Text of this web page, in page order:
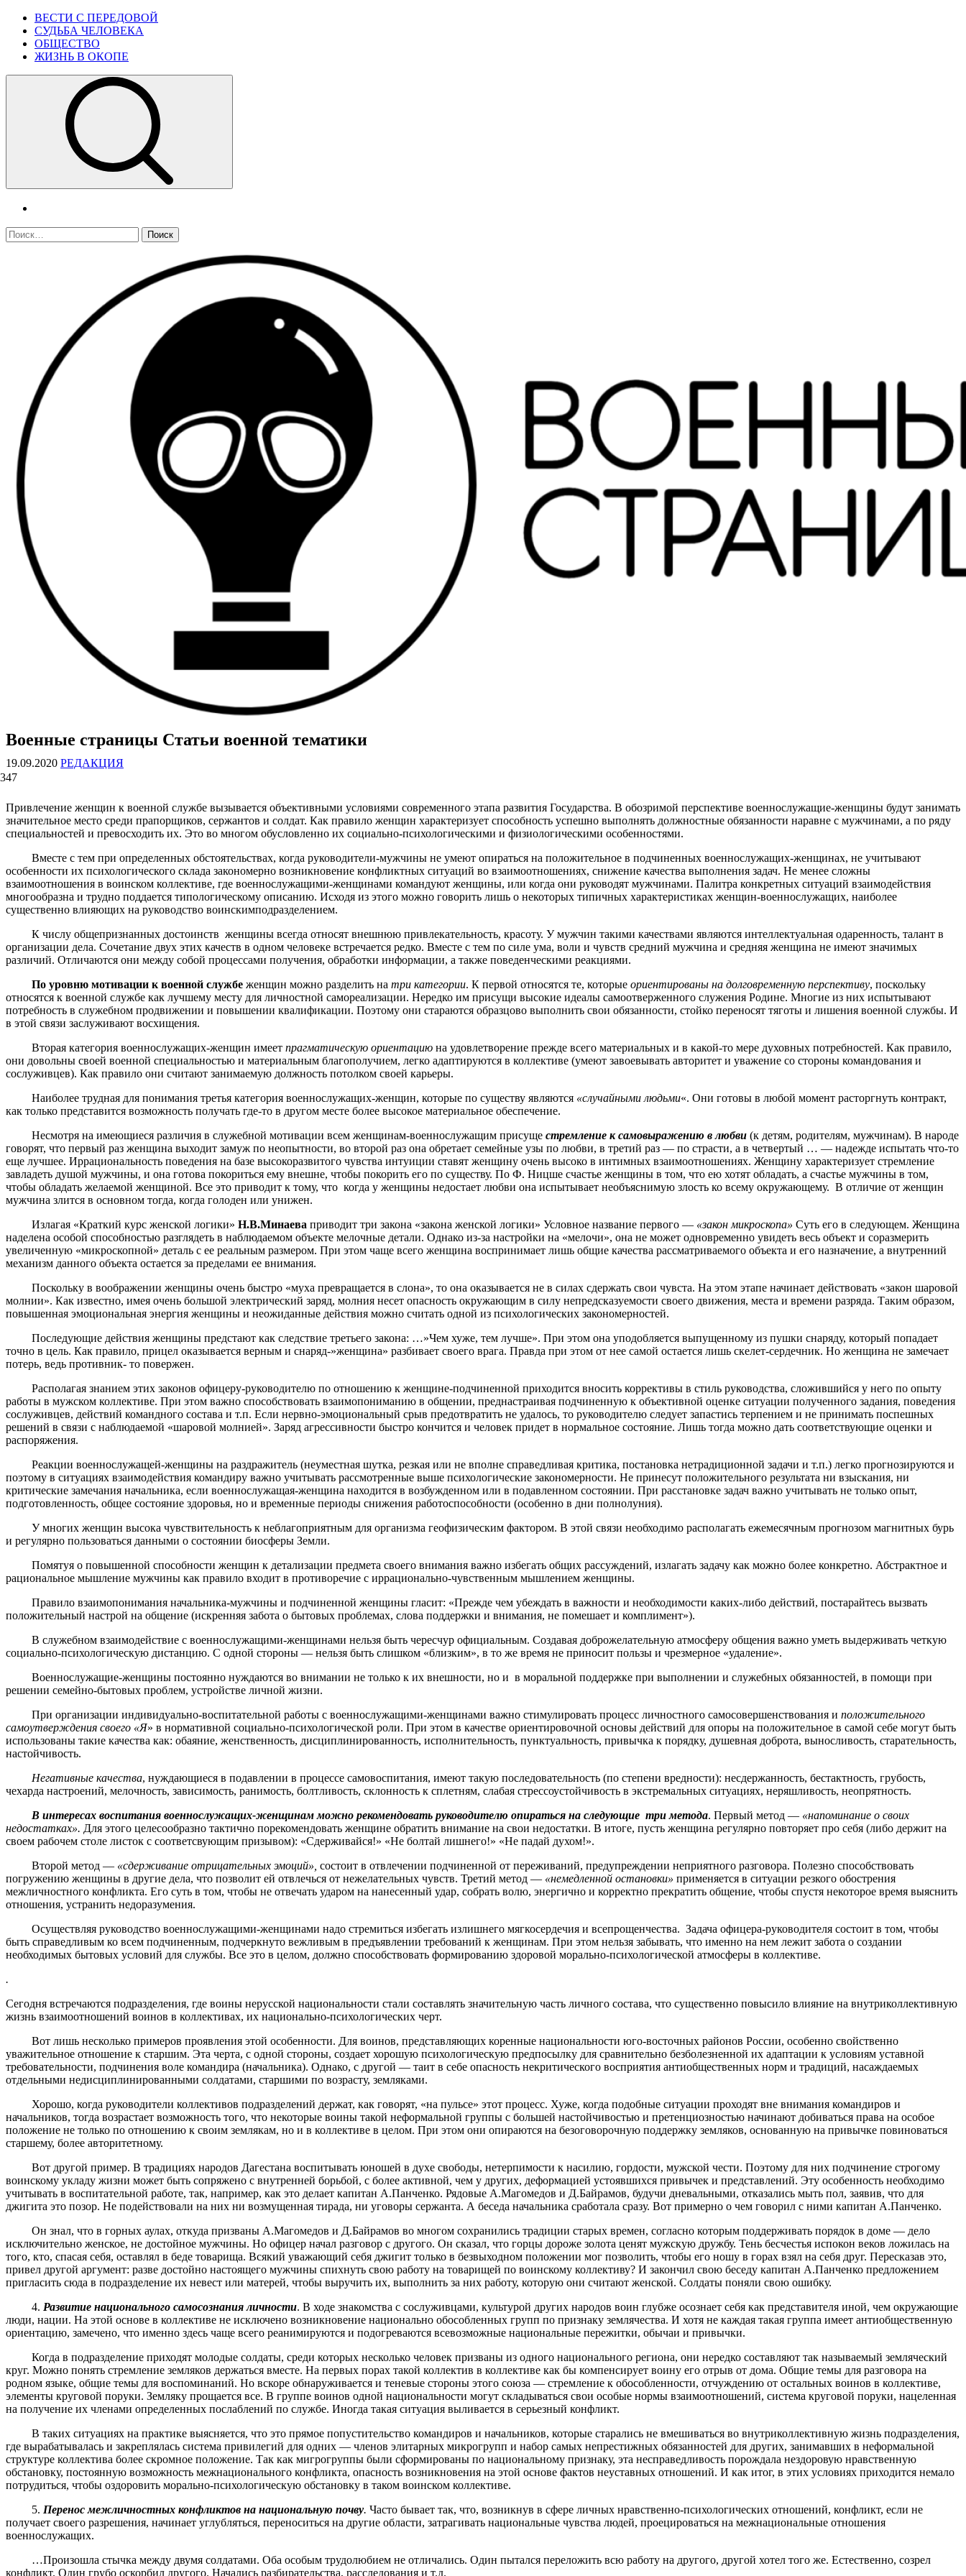
Skip
content
Primary
Menu
ВЕСТИ С ПЕРЕДОВОЙ
СУДЬБА ЧЕЛОВЕКА
ОБЩЕСТВО
ЖИЗНЬ В ОКОПЕ
Найти:
ВОЕННЫЕ СТРАНИЦЫ
СТАТЬИ ВОЕННОЙ ТЕМАТИКИ
Военные страницы Статьи военной тематики
19.09.2020 РЕДАКЦИЯ
347
Привлечение женщин к военной службе вызывается объективными условиями современного этапа развития Государства. В обозримой перспективе военнослужащие-женщины будут занимать
значительное место среди прапорщиков, сержантов и солдат. Как правило женщин характеризует способность успешно выполнять должностные обязанности наравне с мужчинами, а по ряду
специальностей и превосходить их. Это во многом обусловленно их социально-психологическими и физиологическими особенностями.
Вместе с тем при определенных обстоятельствах, когда руководители-мужчины не умеют опираться на положительное в подчиненных военнослужащих-женщинах, не учитывают
особенности их психологического склада закономерно возникновение конфликтных ситуаций во взаимоотношениях, снижение качества выполнения задач. Не менее сложны
взаимоотношения в воинском коллективе, где военнослужащими-женщинами командуют женщины, или когда они руководят мужчинами. Палитра конкретных ситуаций взаимодействия
многообразна и трудно поддается типологическому описанию. Исходя из этого можно говорить лишь о некоторых типичных характеристиках женщин-военнослужащих, наиболее
существенно влияющих на руководство воинскимподразделением.
К числу общепризнанных достоинств женщины всегда относят внешнюю привлекательность, красоту. У мужчин такими качествами являются интеллектуальная одаренность, талант в
организации дела. Сочетание двух этих качеств в одном человеке встречается редко. Вместе с тем по силе ума, воли и чувств средний мужчина и средняя женщина не имеют значимых
различий. Отличаются они между собой процессами получения, обработки информации, а также поведенческими реакциями.
По уровню мотивации к военной службе женщин можно разделить на три категории. К первой относятся те, которые ориентированы на долговременную перспективу, поскольку
относятся к военной службе как лучшему месту для личностной самореализации. Нередко им присущи высокие идеалы самоотверженного служения Родине. Многие из них испытывают
потребность в служебном продвижении и повышении квалификации. Поэтому они стараются образцово выполнить свои обязанности, стойко переносят тяготы и лишения военной службы. И
в этой связи заслуживают восхищения.
Вторая категория военнослужащих-женщин имеет прагматическую ориентацию на удовлетворение прежде всего материальных и в какой-то мере духовных потребностей. Как правило,
они довольны своей военной специальностью и материальным благополучием, легко адаптируются в коллективе (умеют завоевывать авторитет и уважение со стороны командования и
сослуживцев). Как правило они считают занимаемую должность потолком своей карьеры.
Наиболее трудная для понимания третья категория военнослужащих-женщин, которые по существу являются «случайными людьми«. Они готовы в любой момент расторгнуть контракт,
как только представится возможность получать где-то в другом месте более высокое материальное обеспечение.
Несмотря на имеющиеся различия в служебной мотивации всем женщинам-военнослужащим присуще стремление к самовыражению в любви (к детям, родителям, мужчинам). В народе
говорят, что первый раз женщина выходит замуж по неопытности, во второй раз она обретает семейные узы по любви, в третий раз — по страсти, а в четвертый … — надежде испытать что-то
еще лучшее. Иррациональность поведения на базе высокоразвитого чувства интуиции ставят женщину очень высоко в интимных взаимоотношениях. Женщину характеризует стремление
завладеть душой мужчины, и она готова покориться ему внешне, чтобы покорить его по существу. По Ф. Ницше счастье женщины в том, что ею хотят обладать, а счастье мужчины в том,
чтобы обладать желаемой женщиной. Все это приводит к тому, что когда у женщины недостает любви она испытывает необъяснимую злость ко всему окружающему. В отличие от женщин
мужчина злится в основном тогда, когда голоден или унижен.
Излагая «Краткий курс женской логики» Н.В.Минаева приводит три закона «закона женской логики» Условное название первого — «закон микроскопа» Суть его в следующем. Женщина
наделена особой способностью разглядеть в наблюдаемом объекте мелочные детали. Однако из-за настройки на «мелочи», она не может одновременно увидеть весь объект и соразмерить
увеличенную «микроскопной» деталь с ее реальным размером. При этом чаще всего женщина воспринимает лишь общие качества рассматриваемого объекта и его назначение, а внутренний
механизм данного объекта остается за пределами ее внимания.
Поскольку в воображении женщины очень быстро «муха превращается в слона», то она оказывается не в силах сдержать свои чувста. На этом этапе начинает действовать «закон шаровой
молнии». Как известно, имея очень большой электрический заряд, молния несет опасность окружающим в силу непредсказуемости своего движения, места и времени разряда. Таким образом,
повышенная эмоциональная энергия женщины и неожиданные действия можно считать одной из психологических закономерностей.
Последующие действия женщины предстают как следствие третьего закона: …»Чем хуже, тем лучше». При этом она уподобляется выпущенному из пушки снаряду, который попадает
точно в цель. Как правило, прицел оказывается верным и снаряд-»женщина» разбивает своего врага. Правда при этом от нее самой остается лишь скелет-сердечник. Но женщина не замечает
потерь, ведь противник- то повержен.
Располагая знанием этих законов офицеру-руководителю по отношению к женщине-подчиненной приходится вносить коррективы в стиль руководства, сложившийся у него по опыту
работы в мужском коллективе. При этом важно способствовать взаимопониманию в общении, преднастраивая подчиненную к объективной оценке ситуации полученного задания, поведения
сослуживцев, действий командного состава и т.п. Если нервно-эмоциональный срыв предотвратить не удалось, то руководителю следует запастись терпением и не принимать поспешных
решений в связи с наблюдаемой «шаровой молнией». Заряд агрессивности быстро кончится и человек придет в нормальное состояние. Лишь тогда можно дать соответствующие оценки и
распоряжения.
Реакции военнослужащей-женщины на раздражитель (неуместная шутка, резкая или не вполне справедливая критика, постановка нетрадиционной задачи и т.п.) легко прогнозируются и
поэтому в ситуациях взаимодействия командиру важно учитывать рассмотренные выше психологические закономерности. Не принесут положительного результата ни взыскания, ни
критические замечания начальника, если военнослужащая-женщина находится в возбужденном или в подавленном состоянии. При расстановке задач важно учитывать не только опыт,
подготовленность, общее состояние здоровья, но и временные периоды снижения работоспособности (особенно в дни полнолуния).
У многих женщин высока чувствительность к неблагоприятным для организма геофизическим фактором. В этой связи необходимо располагать ежемесячным прогнозом магнитных бурь
и регулярно пользоваться данными о состоянии биосферы Земли.
Помятуя о повышенной способности женщин к детализации предмета своего внимания важно избегать общих рассуждений, излагать задачу как можно более конкретно. Абстрактное и
рациональное мышление мужчины как правило входит в противоречие с иррационально-чувственным мышлением женщины.
Правило взаимопонимания начальника-мужчины и подчиненной женщины гласит: «Прежде чем убеждать в важности и необходимости каких-либо действий, постарайтесь вызвать
положительный настрой на общение (искренняя забота о бытовых проблемах, слова поддержки и внимания, не помешает и комплимент»).
В служебном взаимодействие с военнослужащими-женщинами нельзя быть чересчур официальным. Создавая доброжелательную атмосферу общения важно уметь выдерживать четкую
социально-психологическую дистанцию. С одной стороны — нельзя быть слишком «близким», в то же время не приносит пользы и чрезмерное «удаление».
Военнослужащие-женщины постоянно нуждаются во внимании не только к их внешности, но и в моральной поддержке при выполнении и служебных обязанностей, в помощи при
решении семейно-бытовых проблем, устройстве личной жизни.
При организации индивидуально-воспитательной работы с военнослужащими-женщинами важно стимулировать процесс личностного самосовершенствования и положительного
самоутверждения своего «Я» в нормативной социально-психологической роли. При этом в качестве ориентировочной основы действий для опоры на положительное в самой себе могут быть
использованы такие качества как: обаяние, женственность, дисциплинированность, исполнительность, пунктуальность, привычка к порядку, душевная доброта, выносливость, старательность,
настойчивость.
Негативные качества, нуждающиеся в подавлении в процессе самовоспитания, имеют такую последовательность (по степени вредности): несдержанность, бестактность, грубость,
чехарда настроений, мелочность, зависимость, ранимость, болтливость, склонность к сплетням, слабая стрессоустойчивость в экстремальных ситуациях, неряшливость, неопрятность.
В интересах воспитания военнослужащих-женщинам можно рекомендовать руководителю опираться на следующие три метода. Первый метод — «напоминание о своих
недостатках». Для этого целесообразно тактично порекомендовать женщине обратить внимание на свои недостатки. В итоге, пусть женщина регулярно повторяет про себя (либо держит на
своем рабочем столе листок с соответсвующим призывом): «Сдерживайся!» «Не болтай лишнего!» «Не падай духом!».
Второй метод — «сдерживание отрицательных эмоций», состоит в отвлечении подчиненной от переживаний, предупреждении неприятного разговора. Полезно способствовать
погружению женщины в другие дела, что позволит ей отвлечься от нежелательных чувств. Третий метод — «немедленной остановки» применяется в ситуации резкого обострения
межличностного конфликта. Его суть в том, чтобы не отвечать ударом на нанесенный удар, собрать волю, энергично и корректно прекратить общение, чтобы спустя некоторое время выяснить
отношения, устранить недоразумения.
Осуществляя руководство военнослужащими-женщинами надо стремиться избегать излишнего мягкосердечия и всепрощенчества. Задача офицера-руководителя состоит в том, чтобы
быть справедливым ко всем подчиненным, подчеркнуто вежливым в предъявлении требований к женщинам. При этом нельзя забывать, что именно на нем лежит забота о создании
необходимых бытовых условий для службы. Все это в целом, должно способствовать формированию здоровой морально-психологической атмосферы в коллективе.
.
Сегодня встречаются подразделения, где воины нерусской национальности стали составлять значительную часть личного состава, что существенно повысило влияние на внутриколлективную
жизнь взаимоотношений воинов в коллективах, их национально-психологических черт.
Вот лишь несколько примеров проявления этой особенности. Для воинов, представляющих коренные национальности юго-восточных районов России, особенно свойственно
уважительное отношение к старшим. Эта черта, с одной стороны, создает хорошую психологическую предпосылку для сравнительно безболезненной их адаптации к условиям уставной
требовательности, подчинения воле командира (начальника). Однако, с другой — таит в себе опасность некритического восприятия антиобщественных норм и традиций, насаждаемых
отдельными недисциплинированными солдатами, старшими по возрасту, земляками.
Хорошо, когда руководители коллективов подразделений держат, как говорят, «на пульсе» этот процесс. Хуже, когда подобные ситуации проходят вне внимания командиров и
начальников, тогда возрастает возможность того, что некоторые воины такой неформальной группы с большей настойчивостью и претенциозностью начинают добиваться права на особое
положение не только по отношению к своим землякам, но и в коллективе в целом. При этом они опираются на безоговорочную поддержку земляков, основанную на привычке повиноваться
старшему, более авторитетному.
Вот другой пример. В традициях народов Дагестана воспитывать юношей в духе свободы, нетерпимости к насилию, гордости, мужской чести. Поэтому для них подчинение строгому
воинскому укладу жизни может быть сопряжено с внутренней борьбой, с более активной, чем у других, деформацией устоявшихся привычек и представлений. Эту особенность необходимо
учитывать в воспитательной работе, так, например, как это делает капитан А.Панченко. Рядовые А.Магомедов и Д.Байрамов, будучи дневальными, отказались мыть пол, заявив, что для
джигита это позор. Не подействовали на них ни возмущенная тирада, ни уговоры сержанта. А беседа начальника сработала сразу. Вот примерно о чем говорил с ними капитан А.Панченко.
Он знал, что в горных аулах, откуда призваны А.Магомедов и Д.Байрамов во многом сохранились традиции старых времен, согласно которым поддерживать порядок в доме — дело
исключительно женское, не достойное мужчины. Но офицер начал разговор с другого. Он сказал, что горцы дороже золота ценят мужскую дружбу. Тень бесчестья испокон веков ложилась на
того, кто, спасая себя, оставлял в беде товарища. Всякий уважающий себя джигит только в безвыходном положении мог позволить, чтобы его ношу в горах взял на себя друг. Пересказав это,
привел другой аргумент: разве достойно настоящего мужчины спихнуть свою работу на товарищей по воинскому коллективу? И закончил свою беседу капитан А.Панченко предложением
пригласить сюда в подразделение их невест или матерей, чтобы выручить их, выполнить за них работу, которую они считают женской. Солдаты поняли свою ошибку.
4. Развитие национального самосознания личности. В ходе знакомства с сослуживцами, культурой других народов воин глубже осознает себя как представителя иной, чем окружающие
люди, нации. На этой основе в коллективе не исключено возникновение национально обособленных групп по признаку землячества. И хотя не каждая такая группа имеет антиобщественную
ориентацию, замечено, что именно здесь чаще всего реанимируются и подогреваются всевозможные национальные пережитки, обычаи и привычки.
Когда в подразделение приходят молодые солдаты, среди которых несколько человек призваны из одного национального региона, они нередко составляют так называемый земляческий
круг. Можно понять стремление земляков держаться вместе. На первых порах такой коллектив в коллективе как бы компенсирует воину его отрыв от дома. Общие темы для разговора на
родном языке, общие темы для воспоминаний. Но вскоре обнаруживается и теневые стороны этого союза — стремление к обособленности, отчуждению от остальных воинов в коллективе,
элементы круговой поруки. Земляку прощается все. В группе воинов одной национальности могут складываться свои особые нормы взаимоотношений, система круговой поруки, нацеленная
на получение их членами определенных послаблений по службе. Иногда такая ситуация выливается в серьезный конфликт.
В таких ситуациях на практике выясняется, что это прямое попустительство командиров и начальников, которые старались не вмешиваться во внутриколлективную жизнь подразделения,
где вырабатывалась и закреплялась система привилегий для одних — членов элитарных микрогрупп и набор самых непрестижных обязанностей для других, занимавших в неформальной
структуре коллектива более скромное положение. Так как мигрогруппы были сформированы по национальному признаку, эта несправедливость порождала нездоровую нравственную
обстановку, постоянную возможность межнационального конфликта, опасность возникновения на этой основе фактов неуставных отношений. И как итог, в этих условиях приходится немало
потрудиться, чтобы оздоровить морально-психологическую обстановку в таком воинском коллективе.
5. Перенос межличностных конфликтов на национальную почву. Часто бывает так, что, возникнув в сфере личных нравственно-психологических отношений, конфликт, если не
получает своего разрешения, начинает углубляться, переноситься на другие области, затрагивать национальные чувства людей, проецироваться на межнациональные отношения
военнослужащих.
…Произошла стычка между двумя солдатами. Оба особым трудолюбием не отличались. Один пытался переложить всю работу на другого, другой хотел того же. Естественно, созрел
конфликт. Один грубо оскорбил другого. Начались разбирательства, расследования и т.д.